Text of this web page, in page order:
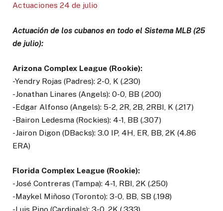
Actuaciones 24 de julio
Actuación de los cubanos en todo el Sistema MLB (25
de julio):
Arizona Complex League (Rookie):
-Yendry Rojas (Padres): 2-0, K (.230)
-Jonathan Linares (Angels): 0-0, BB (.200)
-Edgar Alfonso (Angels): 5-2, 2R, 2B, 2RBI, K (.217)
-Bairon Ledesma (Rockies): 4-1, BB (.307)
-Jairon Digon (DBacks): 3.0 IP, 4H, ER, BB, 2K (4.86
ERA)
Florida Complex League (Rookie):
-José Contreras (Tampa): 4-1, RBI, 2K (.250)
-Maykel Miñoso (Toronto): 3-0, BB, SB (.198)